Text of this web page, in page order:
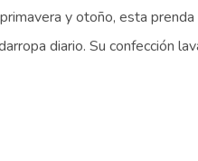
y otoño, esta
diario. Su confección